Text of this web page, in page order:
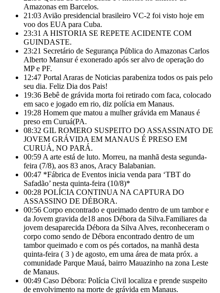
Amazonas em Barcelos.
21:03 Avião presidencial brasileiro VC-2 foi visto hoje em
voo dos EUA para Cuba.
23:31 A HISTORIA SE REPETE ACIDENTE COM
GUINDASTE.
23:21 Secretário de Segurança Pública do Amazonas Carlos
Alberto Mansur é exonerado após ser alvo de operação do
MP e PF.
12:47 Portal Araras de Noticias parabeniza todos os pais pelo
seu dia. Feliz Dia dos Pais!
19:36 Bebê de grávida morta foi retirado com faca, colocado
em saco e jogado em rio, diz polícia em Manaus.
19:28 Homem que matou a mulher grávida em Manaus é
preso em Curuá(PA.
08:32 GIL ROMERO SUSPEITO DO ASSASSINATO DE
JOVEM GRÁVIDA EM MANAUS É PRESO EM
CURUÁ, NO PARÁ.
00:59 A arte está de luto. Morreu, na manhã desta segunda-
feira (7/8), aos 83 anos, Aracy Balabanian.
00:47 *Fábrica de Eventos inicia venda para ‘TBT do
Safadão’ nesta quinta-feira (10/8)*
00:28 POLÍCIA CONTINUA NA CAPTURA DO
ASSASSINO DE DÉBORA.
00:56 Corpo encontrado e queimado dentro de um tambor e
da Jovem gravida de18 anos Débora da Silva.Familiares da
jovem desaparecida Débora da Silva Alves, reconheceram o
corpo como sendo de Débora encontrado dentro de um
tambor queimado e com os pés cortados, na manhã desta
quinta-feira ( 3 ) de agosto, em uma área de mata próx. a
comunidade Parque Mauá, bairro Mauazinho na zona Leste
de Manaus.
00:49 Caso Débora: Polícia Civil localiza e prende suspeito
de envolvimento na morte de grávida em Manaus.